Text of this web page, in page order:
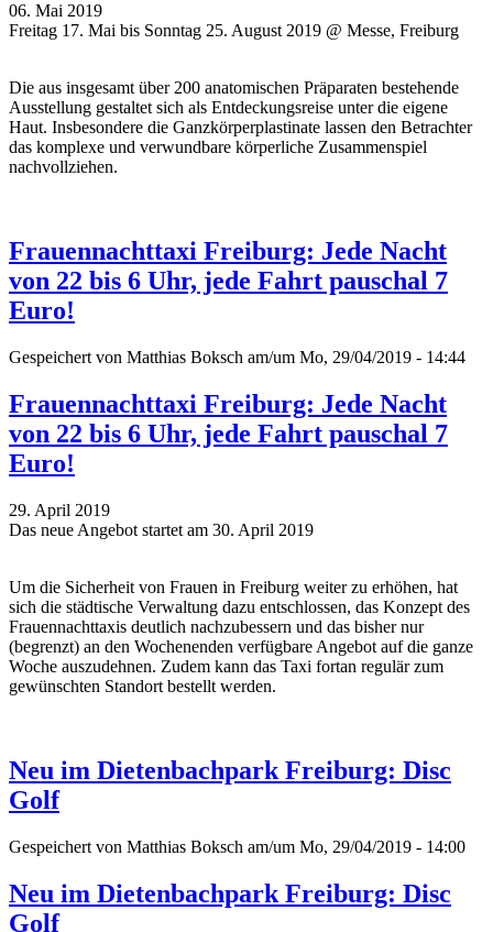
06. Mai 2019
Freitag 17. Mai bis Sonntag 25. August 2019 @ Messe, Freiburg
Die aus insgesamt über 200 anatomischen Präparaten bestehende
Ausstellung gestaltet sich als Entdeckungsreise unter die eigene
Haut. Insbesondere die Ganzkörperplastinate lassen den Betrachter
das komplexe und verwundbare körperliche Zusammenspiel
nachvollziehen.
Frauennachttaxi Freiburg: Jede Nacht
von 22 bis 6 Uhr, jede Fahrt pauschal 7
Euro!
Gespeichert von Matthias Boksch am/um Mo, 29/04/2019 - 14:44
Frauennachttaxi Freiburg: Jede Nacht
von 22 bis 6 Uhr, jede Fahrt pauschal 7
Euro!
29. April 2019
Das neue Angebot startet am 30. April 2019
Um die Sicherheit von Frauen in Freiburg weiter zu erhöhen, hat
sich die städtische Verwaltung dazu entschlossen, das Konzept des
Frauennachttaxis deutlich nachzubessern und das bisher nur
(begrenzt) an den Wochenenden verfügbare Angebot auf die ganze
Woche auszudehnen. Zudem kann das Taxi fortan regulär zum
gewünschten Standort bestellt werden.
Neu im Dietenbachpark Freiburg: Disc
Golf
Gespeichert von Matthias Boksch am/um Mo, 29/04/2019 - 14:00
Neu im Dietenbachpark Freiburg: Disc
Golf